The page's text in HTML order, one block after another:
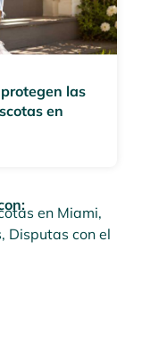
las
en
en Miami,
, Disputas con el